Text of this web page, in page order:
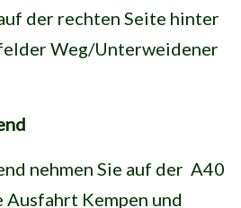
der rechten Seite hinter
Weg/Unterweidener
nehmen Sie auf der A40
Kempen und